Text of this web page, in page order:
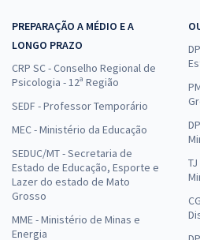
PREPARAÇÃO A MÉDIO E A
LONGO PRAZO
CRP SC - Conselho Regional de
Psicologia - 12ª Região
SEDF - Professor Temporário
MEC - Ministério da Educação
SEDUC/MT - Secretaria de
Estado de Educação, Esporte e
Lazer do estado de Mato
Grosso
MME - Ministério de Minas e
Energia